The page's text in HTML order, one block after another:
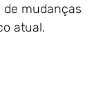
mudanças
atual.